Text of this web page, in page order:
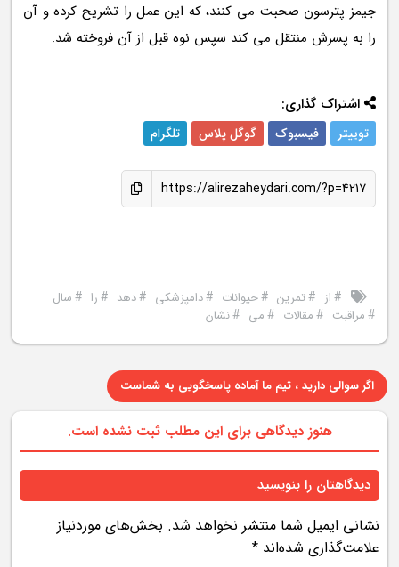
جیمز پترسون صحبت می کنند، که این عمل را تشریح کرده و آن
را به پسرش منتقل می کند سپس نوه قبل از آن فروخته شد.
اشتراک گذاری:
توییتر فیسبوک گوگل پلاس تلگرام
https://alirezaheydari.com/?p=4217
#از #تمرین #حیوانات #دامپزشکی #دهد #را #سال
#مراقبت #مقالات #می #نشان
اگر سوالی دارید ، تیم ما آماده پاسخگویی به شماست
هنوز دیدگاهی برای این مطلب ثبت نشده است.
دیدگاهتان را بنویسید
نشانی ایمیل شما منتشر نخواهد شد. بخش‌های موردنیاز
علامت‌گذاری شده‌اند *